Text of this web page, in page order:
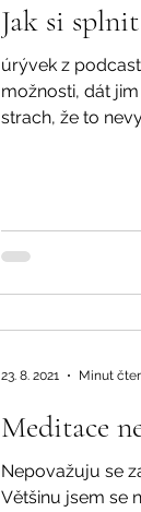
Jak si
úrývek z
možnosti, dát
strach, že to
Meditace
Nepovažuju se
Většinu jsem se
23. 8. 2021 Minut